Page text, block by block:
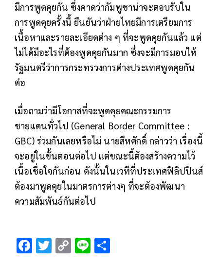
มีการพูดคุยกัน ซึ่งคาดว่ากัมพูชาน่าจะตอบรับใน
การพูดคุยครั้งนี้ ยืนยันว่าฝ่ายไทยมีการเตรียมการ
เนื้อหาและรายละเอียดต่าง ๆ ที่จะพูดคุยกันแล้ว แต่
ไม่ได้มีอะไรที่ต้องพูดคุยกันมาก ซึ่งจะมีการมอบให้
รัฐมนตรีว่าการกระทรวงการต่างประเทศพูดคุยกัน
ต่อ
เมื่อถามว่ามีโอกาสที่จะพูดคุยคณะกรรมการ
ชายแดนทั่วไป (General Border Committee :
GBC) ร่วมกันเลยหรือไม่ นายสีหศักดิ์ กล่าวว่า เรื่องนี้
จะอยู่ในขั้นตอนต่อไป แต่ขณะนี้ต้องสร้างความไว้
เนื้อเชื่อใจกันก่อน ดังนั้นในเวทีที่ประเทศฟิลิปปินส์
ต้องมาพูดคุยในมาตรการต่างๆ ที่จะต้องพัฒนา
ความสัมพันธ์กันต่อไป
F T C Li